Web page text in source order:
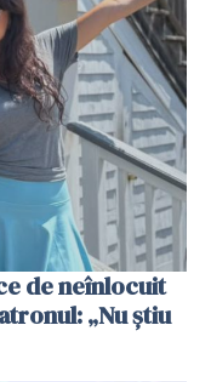
de neînlocuit
„Nu știu